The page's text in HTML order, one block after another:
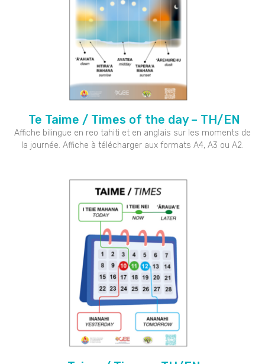
Te Taime / Times of the day – TH/EN
Affiche bilingue en reo tahiti et en anglais sur les moments de
la journée. Affiche à télécharger aux formats A4, A3 ou A2.